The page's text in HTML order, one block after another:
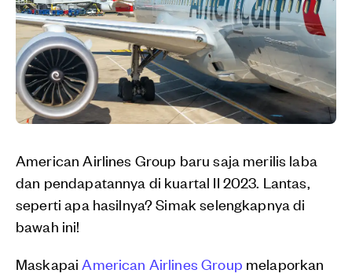
American Airlines Group baru saja merilis laba
dan pendapatannya di kuartal II 2023. Lantas,
seperti apa hasilnya? Simak selengkapnya di
bawah ini!
MaskapaiAmerican Airlines Group melaporkan